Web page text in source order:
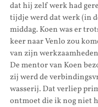
dat hij zelf werk had
tijdje werd dat werk (in
middag. Koen was er
keer naar Venlo zou
van zijn
De mentor van Koen
zij werd de
wasserij. Dat verliep
ontmoet die ik nog niet